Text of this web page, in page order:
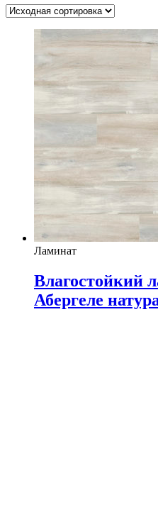
Ламинат
Влагостойкий
Абергеле